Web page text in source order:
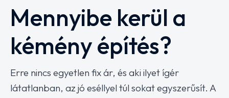
Mennyibe kerül a
kémény építés?
Erre nincs egyetlen fix ár, és aki ilyet ígér
látatlanban, az jó eséllyel túl sokat egyszerűsít. A